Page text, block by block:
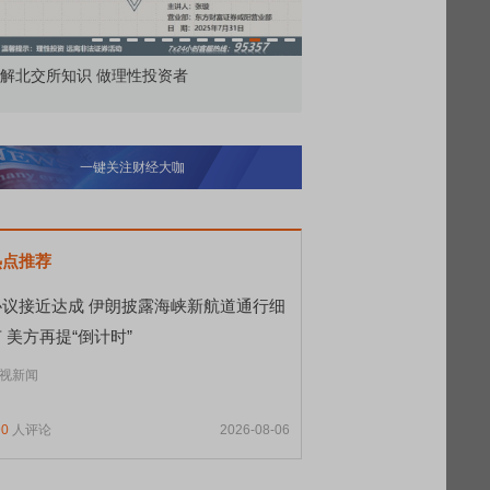
北交所知识 做理性投资者
一键关注财经大咖
推荐
接近达成 伊朗披露海峡新航道通行细
美方再提“倒计时”
新闻
人评论 2026-08-06